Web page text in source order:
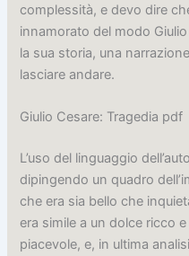
complessità, e devo dire
innamorato del modo
la sua storia, una
lasciare andare.
Giulio Cesare: Tragedia pdf
L’uso del linguaggio
dipingendo un quadro
che era sia bello che
era simile a un dolce ricco
piacevole, e, in ultima